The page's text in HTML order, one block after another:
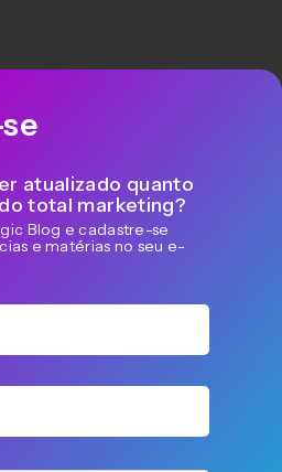
atualizado quanto
total marketing?
Blog e cadastre-se
e matérias no seu e-